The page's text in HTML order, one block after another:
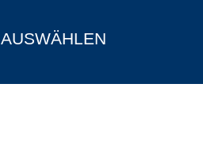
AUSWÄHLEN